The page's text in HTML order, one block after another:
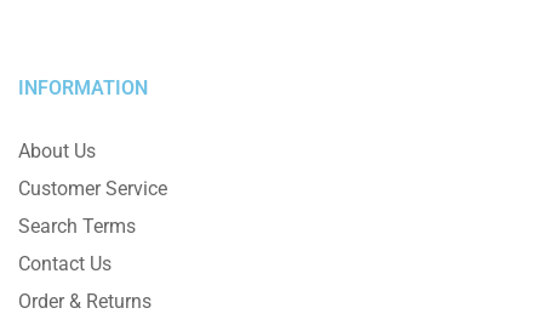
INFORMATION
About Us
Customer Service
Search Terms
Contact Us
Order & Returns